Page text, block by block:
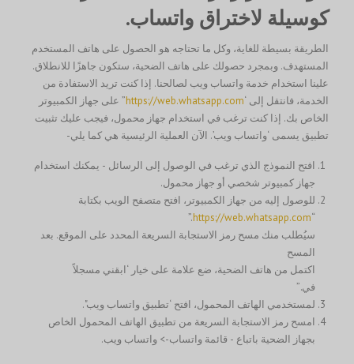
كوسيلة لاختراق واتساب.
الطريقة بسيطة للغاية، وكل ما تحتاجه هو الحصول على هاتف المستخدم
المستهدف. وبمجرد حصولك على هاتف الضحية، ستكون جاهزًا للانطلاق.
علينا استخدام خدمة واتساب ويب لصالحنا. إذا كنت تريد الاستفادة من
الخدمة، فانتقل إلى ‘https://web.whatsapp.com” على جهاز الكمبيوتر
الخاص بك. إذا كنت ترغب في استخدام جهاز محمول، فيجب عليك تثبيت
تطبيق يسمى ‘واتساب ويب’. الآن العملية الرئيسية هي كما يلي-
افتح النموذج الذي ترغب في الوصول إلى الرسائل - يمكنك استخدام
جهاز كمبيوتر شخصي أو جهاز محمول.
للوصول إليه من جهاز الكمبيوتر، افتح متصفح الويب بكتابة
“
https://web.whatsapp.com
.”
سيُطلب منك مسح رمز الاستجابة السريعة المحدد على الموقع. بعد
المسح
اكتمل من هاتف الضحية، ضع علامة على خيار ‘ابقني مسجلاً
في.”
لمستخدمي الهاتف المحمول، افتح ‘تطبيق واتساب ويب".
امسح رمز الاستجابة السريعة من تطبيق الهاتف المحمول الخاص
بجهاز الضحية باتباع - قائمة واتساب-> واتساب ويب.